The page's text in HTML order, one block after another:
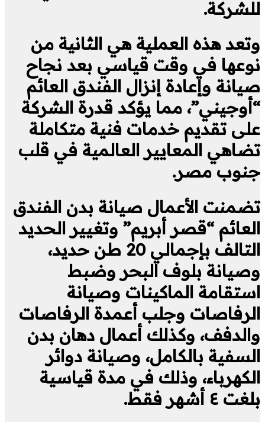
للشركة.
وتعد هذه العملية هي الثانية من
نوعها في وقت قياسي بعد نجاح
صيانة وإعادة إنزال الفندق العائم
“أوجيني”، مما يؤكد قدرة الشركة
على تقديم خدمات فنية متكاملة
تضاهي المعايير العالمية في قلب
جنوب مصر.
تضمنت الأعمال صيانة بدن الفندق
العائم “قصر أبريم” وتغيير الحديد
التالف بإجمالي 20 طن حديد،
وصيانة بلوف البحر وضبط
استقامة الماكينات وصيانة
الرفاصات وجلب أعمدة الرفاصات
والدفف، وكذلك أعمال دهان بدن
السفية بالكامل، وصيانة دوائر
الكهرباء، وذلك في مدة قياسية
بلغت ٤ أشهر فقط.